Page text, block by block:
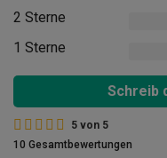
2 Sterne
1 Sterne
Schreib
5 von 5
10 Gesamtbewertungen